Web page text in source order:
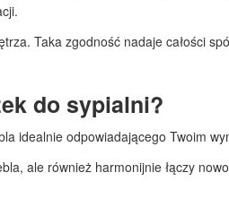
Taka zgodność nadaje całości
do sypialni?
idealnie odpowiadającego Twoim
ale również harmonijnie łączy